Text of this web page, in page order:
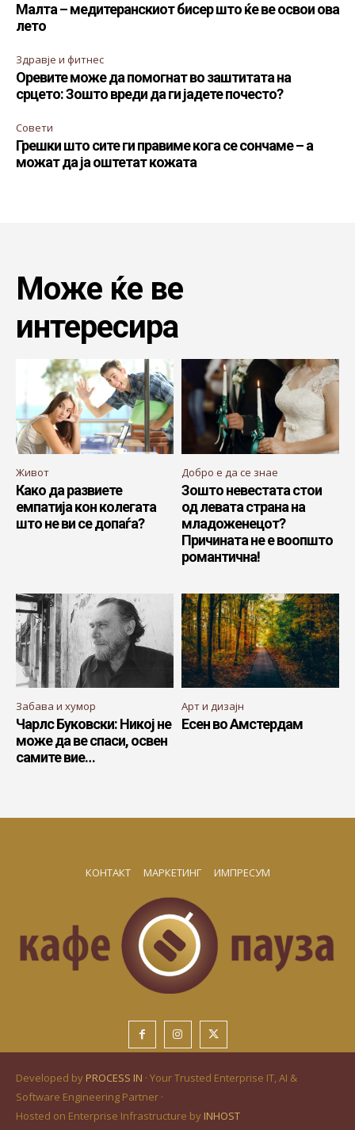
Малта – медитеранскиот бисер што ќе ве освои ова
лето
Здравје и фитнес
Оревите може да помогнат во заштитата на
срцето: Зошто вреди да ги јадете почесто?
Совети
Грешки што сите ги правиме кога се сончаме – а
можат да ја оштетат кожата
Може ќе ве
интересира
Живот
Како да развиете
емпатија кон колегата
што не ви се допаѓа?
Добро е да се знае
Зошто невестата стои
од левата страна на
младоженецот?
Причината не е воопшто
романтична!
Забава и хумор
Чарлс Буковски: Никој не
може да ве спаси, освен
самите вие…
Арт и дизајн
Есен во Амстердам
КОНТАКТ МАРКЕТИНГ ИМПРЕСУМ
Developed by PROCESS IN · Your Trusted Enterprise IT, AI &
Software Engineering Partner ·
Hosted on Enterprise Infrastructure by INHOST